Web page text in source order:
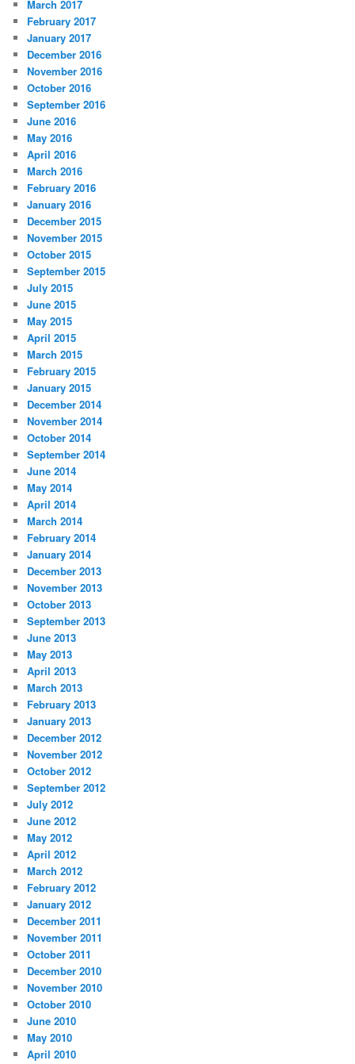
March 2017
February 2017
January 2017
December 2016
November 2016
October 2016
September 2016
June 2016
May 2016
April 2016
March 2016
February 2016
January 2016
December 2015
November 2015
October 2015
September 2015
July 2015
June 2015
May 2015
April 2015
March 2015
February 2015
January 2015
December 2014
November 2014
October 2014
September 2014
June 2014
May 2014
April 2014
March 2014
February 2014
January 2014
December 2013
November 2013
October 2013
September 2013
June 2013
May 2013
April 2013
March 2013
February 2013
January 2013
December 2012
November 2012
October 2012
September 2012
July 2012
June 2012
May 2012
April 2012
March 2012
February 2012
January 2012
December 2011
November 2011
October 2011
December 2010
November 2010
October 2010
June 2010
May 2010
April 2010